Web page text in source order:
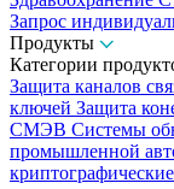
Запрос
Продукты
Категории
Защита каналов
ключей Защита
СМЭВ Системы
промышленной